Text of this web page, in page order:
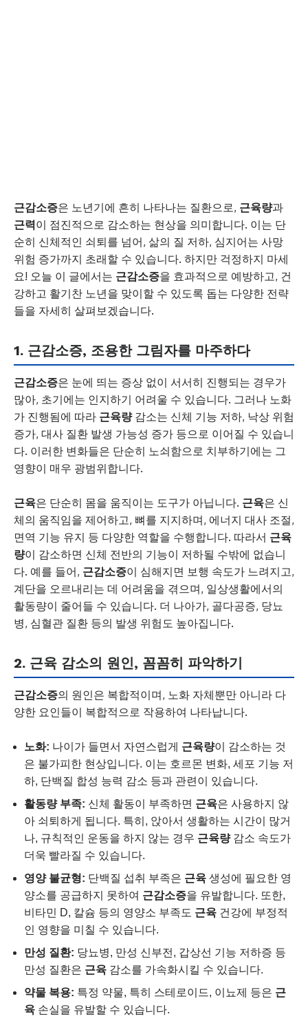
근감소증은 노년기에 흔히 나타나는 질환으로, 근육량과
근력이 점진적으로 감소하는 현상을 의미합니다. 이는 단
순히 신체적인 쇠퇴를 넘어, 삶의 질 저하, 심지어는 사망
위험 증가까지 초래할 수 있습니다. 하지만 걱정하지 마세
요! 오늘 이 글에서는 근감소증을 효과적으로 예방하고, 건
강하고 활기찬 노년을 맞이할 수 있도록 돕는 다양한 전략
들을 자세히 살펴보겠습니다.
1. 근감소증, 조용한 그림자를 마주하다
근감소증은 눈에 띄는 증상 없이 서서히 진행되는 경우가
많아, 초기에는 인지하기 어려울 수 있습니다. 그러나 노화
가 진행됨에 따라 근육량감소는 신체 기능 저하, 낙상 위험
증가, 대사 질환 발생 가능성 증가 등으로 이어질 수 있습니
다. 이러한 변화들은 단순히 노쇠함으로 치부하기에는 그
영향이 매우 광범위합니다.
근육은 단순히 몸을 움직이는 도구가 아닙니다. 근육은 신
체의 움직임을 제어하고, 뼈를 지지하며, 에너지 대사 조절,
면역 기능 유지 등 다양한 역할을 수행합니다. 따라서 근육
량이 감소하면 신체 전반의 기능이 저하될 수밖에 없습니
다. 예를 들어, 근감소증이 심해지면 보행 속도가 느려지고,
계단을 오르내리는 데 어려움을 겪으며, 일상생활에서의
활동량이 줄어들 수 있습니다. 더 나아가, 골다공증, 당뇨
병, 심혈관 질환 등의 발생 위험도 높아집니다.
2. 근육 감소의 원인, 꼼꼼히 파악하기
근감소증의 원인은 복합적이며, 노화 자체뿐만 아니라 다
양한 요인들이 복합적으로 작용하여 나타납니다.
노화: 나이가 들면서 자연스럽게 근육량이 감소하는 것
은 불가피한 현상입니다. 이는 호르몬 변화, 세포 기능 저
하, 단백질 합성 능력 감소 등과 관련이 있습니다.
활동량 부족: 신체 활동이 부족하면 근육은 사용하지 않
아 쇠퇴하게 됩니다. 특히, 앉아서 생활하는 시간이 많거
나, 규칙적인 운동을 하지 않는 경우 근육량감소 속도가
더욱 빨라질 수 있습니다.
영양 불균형: 단백질 섭취 부족은 근육 생성에 필요한 영
양소를 공급하지 못하여 근감소증을 유발합니다. 또한,
비타민 D, 칼슘 등의 영양소 부족도 근육 건강에 부정적
인 영향을 미칠 수 있습니다.
만성 질환: 당뇨병, 만성 신부전, 갑상선 기능 저하증 등
만성 질환은 근육 감소를 가속화시킬 수 있습니다.
약물 복용: 특정 약물, 특히 스테로이드, 이뇨제 등은 근
육 손실을 유발할 수 있습니다.